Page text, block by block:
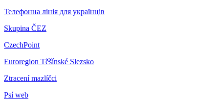
Телефонна лінія для українців
Skupina ČEZ
CzechPoint
Euroregion Těšínské Slezsko
Ztracení mazlíčci
Psí web